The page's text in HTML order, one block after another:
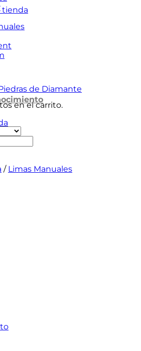
tienda
en el carrito.
de Diamante
/ Limas Manuales